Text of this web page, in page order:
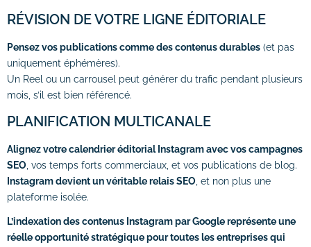
RÉVISION DE VOTRE LIGNE ÉDITORIALE
Pensez vos publications comme des contenus durables (et pas
uniquement éphémères).
Un Reel ou un carrousel peut générer du trafic pendant plusieurs
mois, s’il est bien référencé.
PLANIFICATION MULTICANALE
Alignez votre calendrier éditorial Instagram avec vos campagnes
SEO , vos temps forts commerciaux, et vos publications de blog.
Instagram devient un véritable relais SEO , et non plus une
plateforme isolée.
L’indexation des contenus Instagram par Google représente une
réelle opportunité stratégique pour toutes les entreprises qui